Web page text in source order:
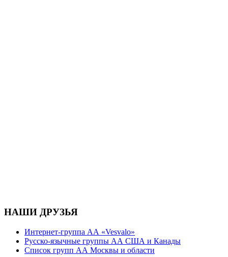
НАШИ ДРУЗЬЯ
Интернет-группа АА «Vesvalo»
Русско-язычные группы АА США и Канады
Список групп АА Москвы и области